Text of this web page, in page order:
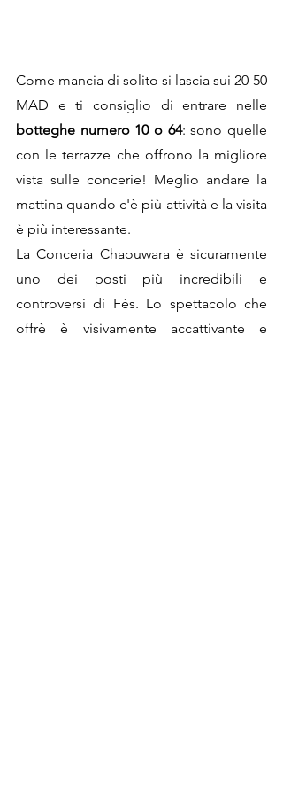
Come mancia di solito si lascia sui 20-50
botteghe numero 10 o 64: sono quelle
con le terrazze che offrono la migliore
vista sulle concerie! Meglio andare la
mattina quando c'è più attività e la visita
è più interessante.
La Conceria Chaouwara è sicuramente
uno dei posti più incredibili e
controversi di Fès. Lo spettacolo che
offrè è visivamente accattivante e